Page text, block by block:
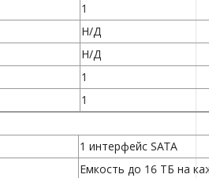
1
Н/Д
Н/Д
1
1
1 интерфейс SATA
Емкость до 16 ТБ на